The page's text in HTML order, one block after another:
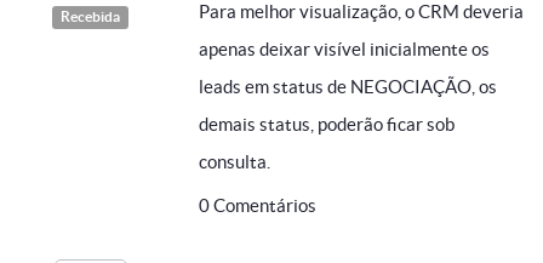
Recebida
Para melhor visualização, o CRM deveria
apenas deixar visível inicialmente os
leads em status de NEGOCIAÇÃO, os
demais status, poderão ficar sob
consulta.
0 Comentários